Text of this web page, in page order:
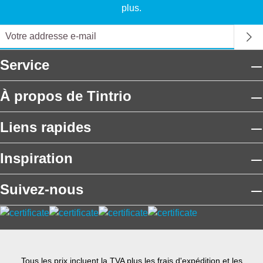
plus.
Service
À propos de Tintrio
Liens rapides
Inspiration
Suivez-nous
Tous les prix incluent la TVA plus les frais d'expédition et les